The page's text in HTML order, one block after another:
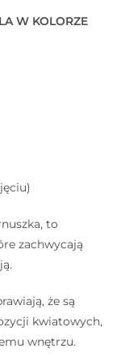
W KOLORZE
to
zachwycają
że są
kwiatowych,
wnętrzu.